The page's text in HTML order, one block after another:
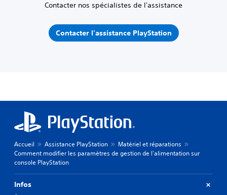
Contacter nos spécialistes de l'assistance
Contacter l'assistance PlayStation
Accueil Assistance PlayStation
Matériel et réparations
Comment modifier les paramètres de gestion de l'alimentation sur
console PlayStation
Infos